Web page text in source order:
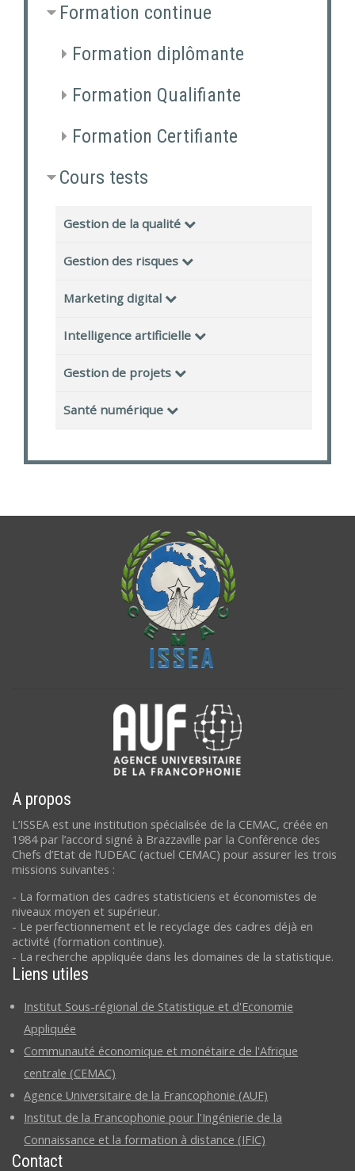
Formation continue
Formation diplômante
Formation Qualifiante
Formation Certifiante
Cours tests
Gestion de la qualité
Gestion des risques
Marketing digital
Intelligence artificielle
Gestion de projets
Santé numérique
A propos
L’ISSEA est une institution spécialisée de la CEMAC, créée en
1984 par l’accord signé à Brazzaville par la Conférence des
Chefs d’Etat de l’UDEAC (actuel CEMAC) pour assurer les trois
missions suivantes :
- La formation des cadres statisticiens et économistes de
niveaux moyen et supérieur.
- Le perfectionnement et le recyclage des cadres déjà en
activité (formation continue).
- La recherche appliquée dans les domaines de la statistique.
Liens utiles
Institut Sous-régional de Statistique et d'Economie
Appliquée
Communauté économique et monétaire de l'Afrique
centrale (CEMAC)
Agence Universitaire de la Francophonie (AUF)
Institut de la Francophonie pour l'Ingénierie de la
Connaissance et la formation à distance (IFIC)
Contact